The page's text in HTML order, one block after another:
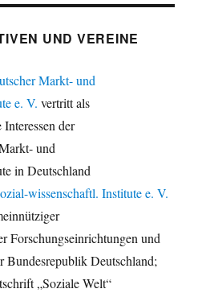
UND VEREINE
Markt- und
e. V. vertritt als
der
und
in Deutschland
wissenschaftl. Institute e. V.
Forschungseinrichtungen und
Bundesrepublik Deutschland;
„Soziale Welt“